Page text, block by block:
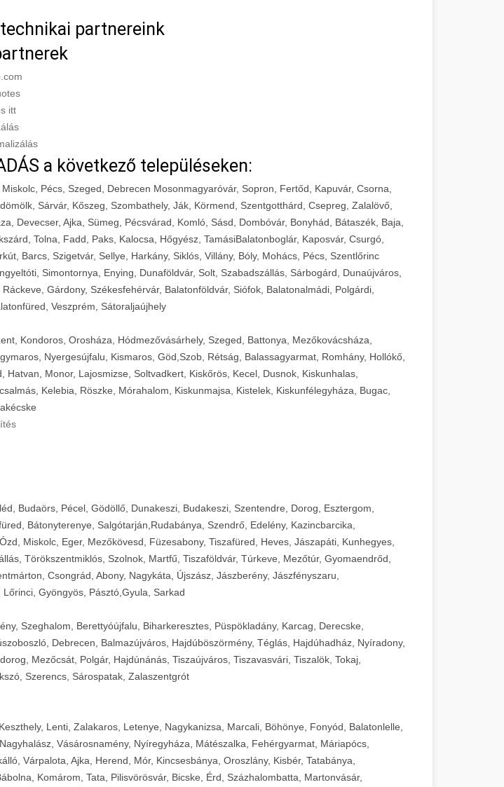
partnereink
itt
a következő településeken:
Pécs, Szeged, Debrecen Mosonmagyaróvár, Sopron, Fertőd, Kapuvár, Csorna,
Sárvár, Kőszeg, Szombathely, Ják, Körmend, Szentgotthárd, Csepreg, Zalalövő,
Devecser, Ajka, Sümeg, Pécsvárad, Komló, Sásd, Dombóvár, Bonyhád, Bátaszék, Baja,
Tolna, Fadd, Paks, Kalocsa, Hőgyész, TamásiBalatonboglár, Kaposvár, Csurgó,
Barcs, Szigetvár, Sellye, Harkány, Siklós, Villány, Bóly, Mohács, Pécs, Szentlőrinc
Simontornya, Enying, Dunaföldvár, Solt, Szabadszállás, Sárbogárd, Dunaújváros,
Gárdony, Székesfehérvár, Balatonföldvár, Siófok, Balatonalmádi, Polgárdi,
Veszprém, Sátoraljaújhely
Kondoros, Orosháza, Hódmezővásárhely, Szeged, Battonya, Mezőkovácsháza,
Nyergesújfalu, Kismaros, Göd,Szob, Rétság, Balassagyarmat, Romhány, Hollókő,
Hatvan, Monor, Lajosmizse, Soltvadkert, Kiskőrös, Kecel, Dusnok, Kiskunhalas,
Kelebia, Röszke, Mórahalom, Kiskunmajsa, Kistelek, Kiskunfélegyháza, Bugac,
Budaörs, Pécel, Gödöllő, Dunakeszi, Budakeszi, Szentendre, Dorog, Esztergom,
Bátonyterenye, Salgótarján,Rudabánya, Szendrő, Edelény, Kazincbarcika,
Miskolc, Eger, Mezőkövesd, Füzesabony, Tiszafüred, Heves, Jászapáti, Kunhegyes,
Törökszentmiklós, Szolnok, Martfű, Tiszaföldvár, Túrkeve, Mezőtúr, Gyomaendrőd,
Csongrád, Abony, Nagykáta, Újszász, Jászberény, Jászfényszaru,
Gyöngyös, Pásztó,Gyula, Sarkad
Szeghalom, Berettyóújfalu, Biharkeresztes, Püspökladány, Karcag, Derecske,
Debrecen, Balmazújváros, Hajdúböszörmény, Téglás, Hajdúhadház, Nyíradony,
Mezőcsát, Polgár, Hajdúnánás, Tiszaújváros, Tiszavasvári, Tiszalök, Tokaj,
Szerencs, Sárospatak, Zalaszentgrót
Lenti, Zalakaros, Letenye, Nagykanizsa, Marcali, Böhönye, Fonyód, Balatonlelle,
Vásárosnamény, Nyíregyháza, Mátészalka, Fehérgyarmat, Máriapócs,
Várpalota, Ajka, Herend, Mór, Kincsesbánya, Oroszlány, Kisbér, Tatabánya,
Komárom, Tata, Pilisvörösvár, Bicske, Érd, Százhalombatta, Martonvásár,